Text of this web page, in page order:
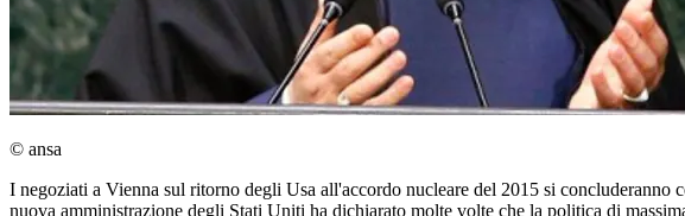
© ansa
I negoziati a Vienna sul ritorno degli Usa all'accordo nucleare del 2015 si
nuova amministrazione degli Stati Uniti ha dichiarato molte volte che la politica di